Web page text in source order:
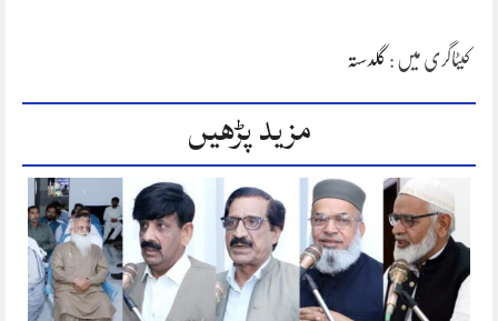
کیٹاگری میں : گلدستہ
مزید پڑھیں